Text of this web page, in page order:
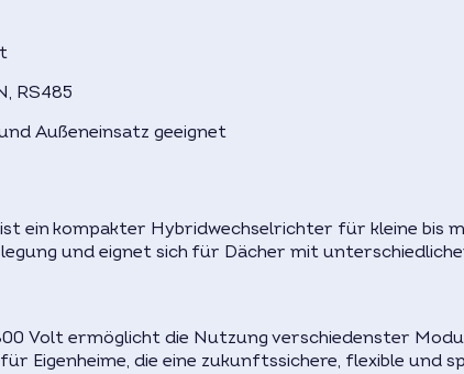
RS485
Außeneinsatz geeignet
ein kompakter Hybridwechselrichter für kleine
und eignet sich für Dächer mit
Volt ermöglicht die Nutzung verschiedenster
Eigenheime, die eine zukunftssichere, flexible und